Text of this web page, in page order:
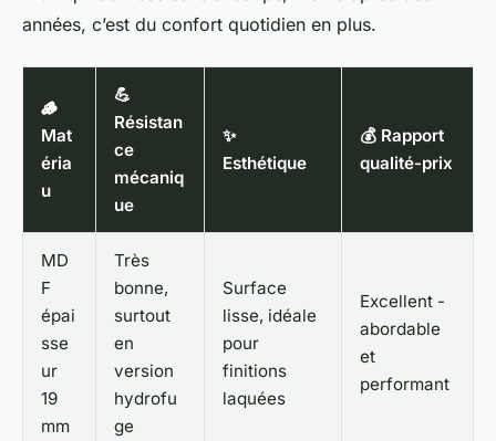
années, c’est du confort quotidien en plus.
🪵
Mat
éria
u
💪
Résistan
ce
mécaniq
ue
✨
Esthétique
💰 Rapport
qualité-prix
MD
F
épai
sse
ur
19
mm
Très
bonne,
surtout
en
version
hydrofu
ge
Surface
lisse, idéale
pour
finitions
laquées
Excellent -
abordable
et
performant